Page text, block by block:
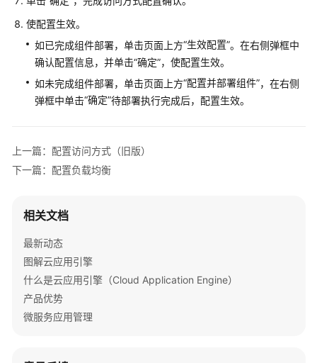
置
均
衡
与
路
配
置
策
配
置
存
储
使配置生效。
如已完成组件部署，单击页面上方“生效配置”。在右侧弹框中
确认配置信息，并单击“确定”，使配置生效。
如未完成组件部署，单击页面上方“配置并部署组件”，在右侧
弹框中单击“确定”待部署执行完成后，配置生效。
上一篇：配置访问方式（旧版）
下一篇：配置负载均衡
相关文档
最新动态
图解云应用引擎
什么是云应用引擎（Cloud Application Engine）
产品优势
微服务应用管理